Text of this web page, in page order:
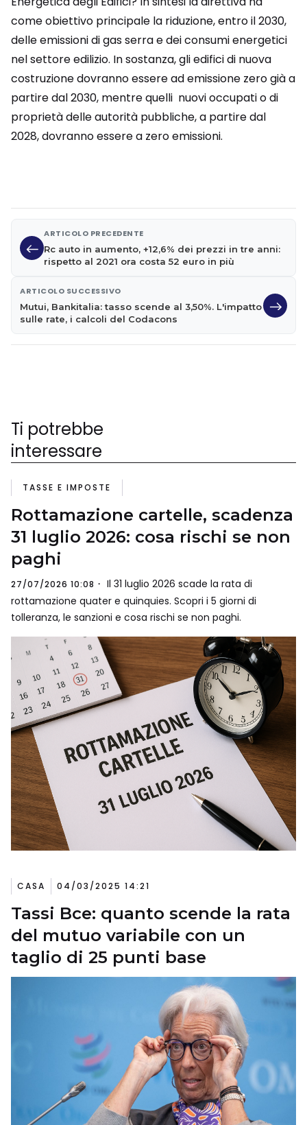
come obiettivo principale la riduzione, entro il 2030,
delle emissioni di gas serra e dei consumi energetici
nel settore edilizio. In sostanza, gli edifici di nuova
costruzione dovranno essere ad emissione zero già a
partire dal 2030, mentre quelli nuovi occupati o di
proprietà delle autorità pubbliche, a partire dal
2028, dovranno essere a zero emissioni.
ARTICOLO PRECEDENTE
Rc auto in aumento, +12,6% dei prezzi in tre anni:
rispetto al 2021 ora costa 52 euro in più
ARTICOLO SUCCESSIVO
Mutui, Bankitalia: tasso scende al 3,50%. L'impatto
sulle rate, i calcoli del Codacons
Ti potrebbe
interessare
TASSE E IMPOSTE
Rottamazione cartelle, scadenza
31 luglio 2026: cosa rischi se non
paghi
27/07/2026 10:08
Il 31 luglio 2026 scade la rata di
rottamazione quater e quinquies. Scopri i 5 giorni di
tolleranza, le sanzioni e cosa rischi se non paghi.
CASA 04/03/2025 14:21
Tassi Bce: quanto scende la rata
del mutuo variabile con un
taglio di 25 punti base